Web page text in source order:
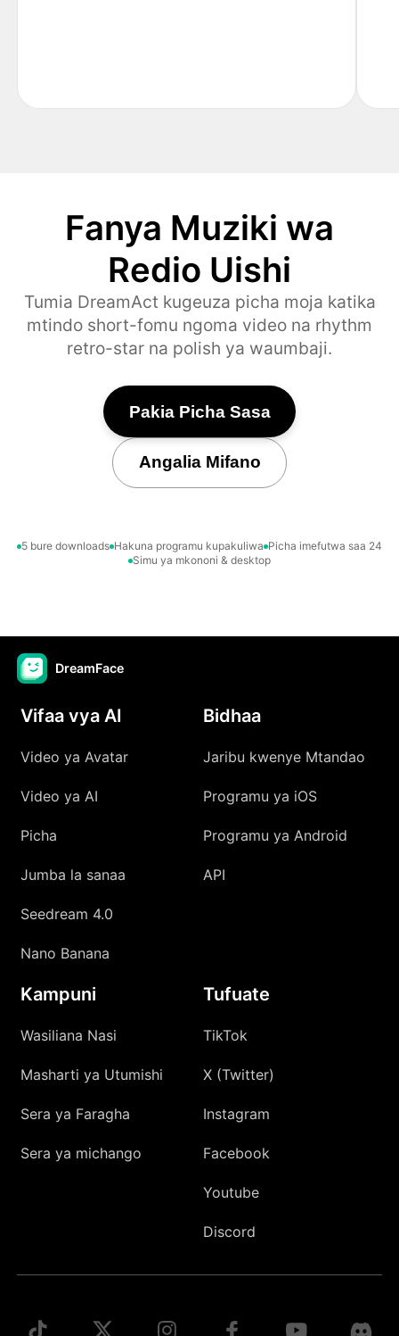
Fanya Muziki wa
Redio Uishi
Tumia DreamAct kugeuza picha moja katika
mtindo short-fomu ngoma video na rhythm
retro-star na polish ya waumbaji.
Pakia Picha Sasa
Angalia Mifano
5 bure downloads Hakuna programu kupakuliwa Picha imefutwa saa 24
Simu ya mkononi & desktop
DreamFace
Vifaa vya AI
Video ya Avatar
Video ya AI
Picha
Jumba la sanaa
Seedream 4.0
Nano Banana
Bidhaa
Jaribu kwenye Mtandao
Programu ya iOS
Programu ya Android
API
Kampuni
Wasiliana Nasi
Masharti ya Utumishi
Sera ya Faragha
Sera ya michango
Tufuate
TikTok
X (Twitter)
Instagram
Facebook
Youtube
Discord